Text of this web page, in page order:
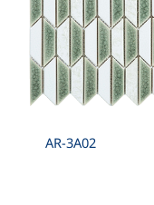
AR-3A02